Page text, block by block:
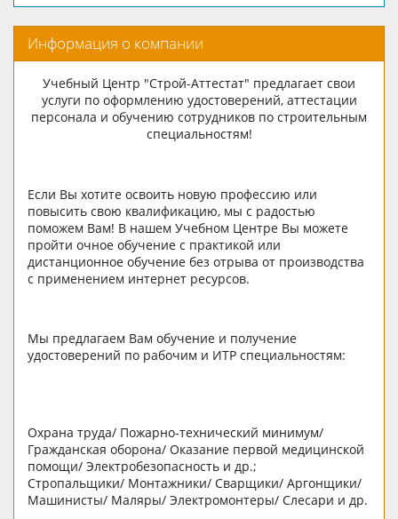
Информация о компании
Учебный Центр "Строй-Аттестат" предлагает свои
услуги по оформлению удостоверений, аттестации
персонала и обучению сотрудников по строительным
специальностям!
Если Вы хотите освоить новую профессию или
повысить свою квалификацию, мы с радостью
поможем Вам! В нашем Учебном Центре Вы можете
пройти очное обучение с практикой или
дистанционное обучение без отрыва от производства
с применением интернет ресурсов.
Мы предлагаем Вам обучение и получение
удостоверений по рабочим и ИТР специальностям:
Охрана труда/ Пожарно-технический минимум/
Гражданская оборона/ Оказание первой медицинской
помощи/ Электробезопасность и др.;
Стропальщики/ Монтажники/ Сварщики/ Аргонщики/
Машинисты/ Маляры/ Электромонтеры/ Слесари и др.